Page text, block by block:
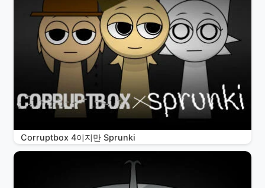
Corruptbox 4이지만 Sprunki